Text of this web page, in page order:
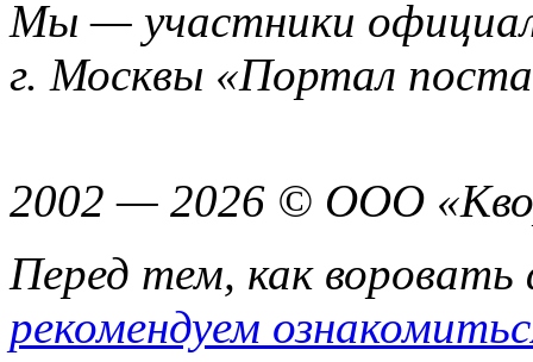
Мы — участники
г. Москвы «Портал
2002 — 2026 © ООО
Перед тем, как
рекомендуем